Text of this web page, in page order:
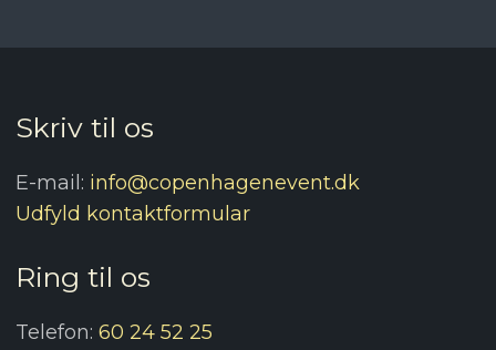
Skriv til os
E-mail: info@copenhagenevent.dk
Udfyld kontaktformular​
Ring til os
Telefon: 60 24 52 25